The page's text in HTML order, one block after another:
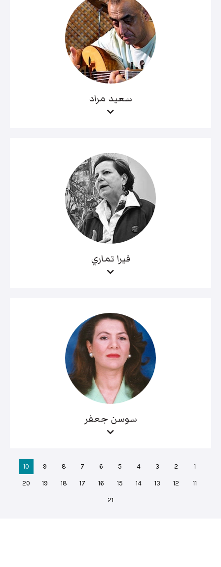
سعيد مراد
فيرا تماري
سوسن جعفر
1
2
3
4
5
6
7
8
9
10
11
12
13
14
15
16
17
18
19
20
21